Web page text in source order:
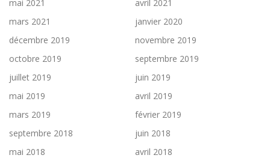
mai 2021
avril 2021
mars 2021
janvier 2020
décembre 2019
novembre 2019
octobre 2019
septembre 2019
juillet 2019
juin 2019
mai 2019
avril 2019
mars 2019
février 2019
septembre 2018
juin 2018
mai 2018
avril 2018